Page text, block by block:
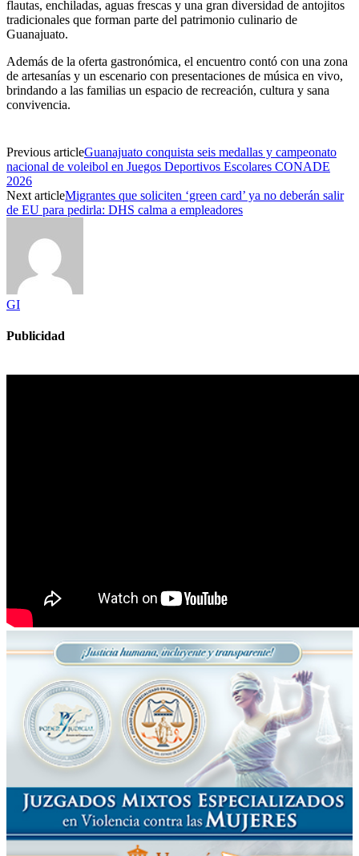
flautas, enchiladas, aguas frescas y una gran diversidad de antojitos
tradicionales que forman parte del patrimonio culinario de
Guanajuato.
Además de la oferta gastronómica, el encuentro contó con una zona
de artesanías y un escenario con presentaciones de música en vivo,
brindando a las familias un espacio de recreación, cultura y sana
convivencia.
Previous articleGuanajuato conquista seis medallas y campeonato
nacional de voleibol en Juegos Deportivos Escolares CONADE
2026
Next articleMigrantes que soliciten ‘green card’ ya no deberán salir
de EU para pedirla: DHS calma a empleadores
GI
Publicidad